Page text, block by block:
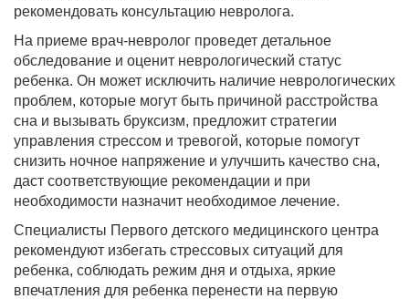
рекомендовать консультацию невролога.
На приеме врач-невролог проведет детальное
обследование и оценит неврологический статус
ребенка. Он может исключить наличие неврологических
проблем, которые могут быть причиной расстройства
сна и вызывать бруксизм, предложит стратегии
управления стрессом и тревогой, которые помогут
снизить ночное напряжение и улучшить качество сна,
даст соответствующие рекомендации и при
необходимости назначит необходимое лечение.
Специалисты Первого детского медицинского центра
рекомендуют избегать стрессовых ситуаций для
ребенка, соблюдать режим дня и отдыха, яркие
впечатления для ребенка перенести на первую